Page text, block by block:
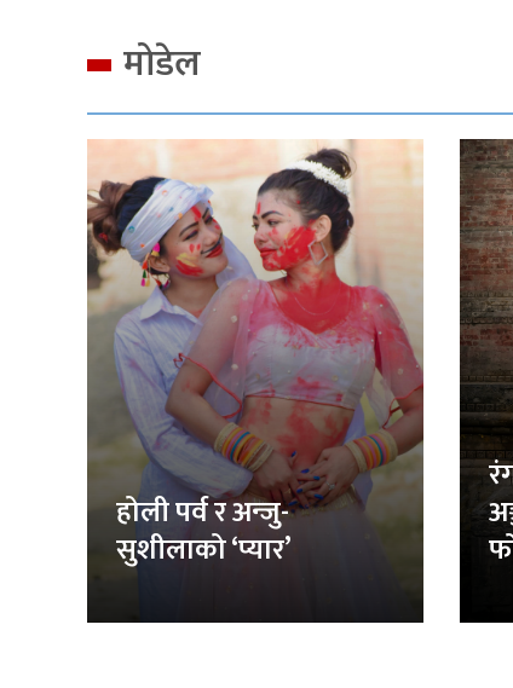
मोडेल
होली पर्व र अन्जु-
सुशीलाको ‘प्यार’